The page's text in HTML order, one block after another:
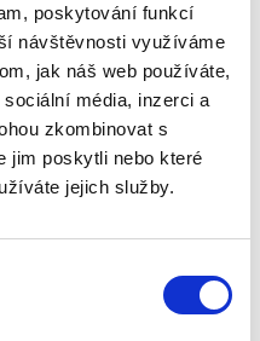
poskytování funkcí
návštěvnosti využíváme
jak náš web používáte,
média, inzerci a
zkombinovat s
jim poskytli nebo které
jejich služby.
236/21,
581 738 336
které jsou osobní
produktů a služeb.
údajů je nezbytné pro
uzavření smlouvy o